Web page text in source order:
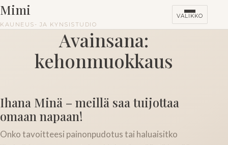
Mimi
KAUNEUS- JA KYNSISTUDIO
VALIKKO
HINNASTO
Avainsana:
kehonmuokkaus
Ihana Minä – meillä saa tuijottaa
omaan napaan!
Onko tavoitteesi painonpudotus tai haluaisitko